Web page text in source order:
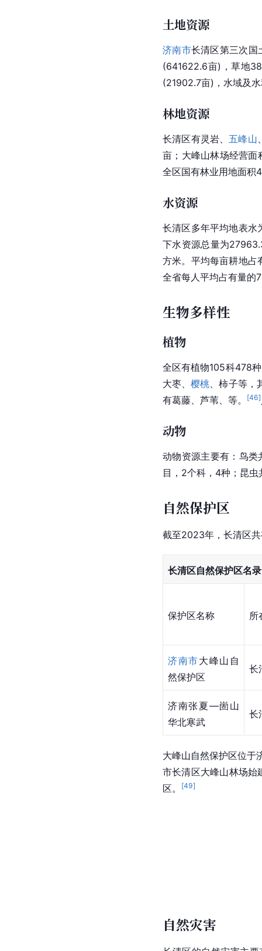
土地资源
济南市长清区第三次
(641622.6亩)，草地
(21902.7亩)，水域及
林地资源
长清区有灵岩、 五峰山
亩；大峰山林场经营
全区国有林业用地面积
水资源
长清区多年平均地表水
下水资源总量为
方米。平均每亩耕地占
全省每人平均占有量的
生物多样性
植物
全区有植物105科478
大枣 、樱桃 、柿子等，
有葛藤 、芦苇、等。 [46]
动物
动物资源主要有：鸟
目，2个科，4种；昆
自然保护区
截至2023年，长清区
长清区自然保护区名录
保护区名称 所
济南市大峰山自
然保护区
长
济南张夏—崮山
华北寒武
长
大峰山自然保护区位于
市长清区大峰山林场始
区。
[49]
自然灾害